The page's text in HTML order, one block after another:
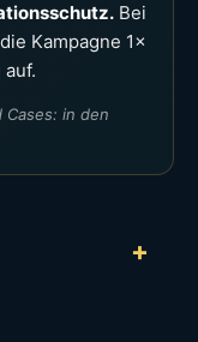
Bei
Kampagne 1×
in den